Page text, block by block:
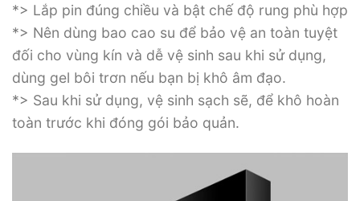
*> Lắp pin đúng chiều và bật chế độ rung phù hợp
*> Nên dùng bao cao su để bảo vệ an toàn tuyệt
đối cho vùng kín và dễ vệ sinh sau khi sử dụng,
dùng gel bôi trơn nếu bạn bị khô âm đạo.
*> Sau khi sử dụng, vệ sinh sạch sẽ, để khô hoàn
toàn trước khi đóng gói bảo quản.